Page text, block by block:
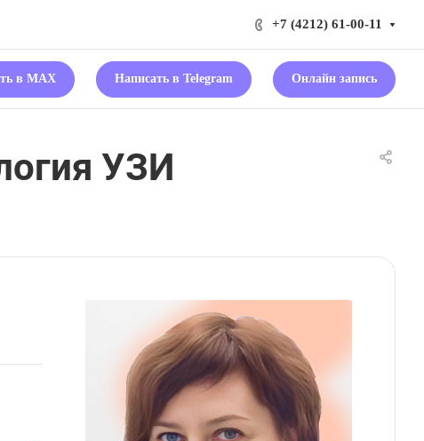
+7 (4212) 61-00-11
в MAX Написать в Telegram Онлайн запись
УЗИ